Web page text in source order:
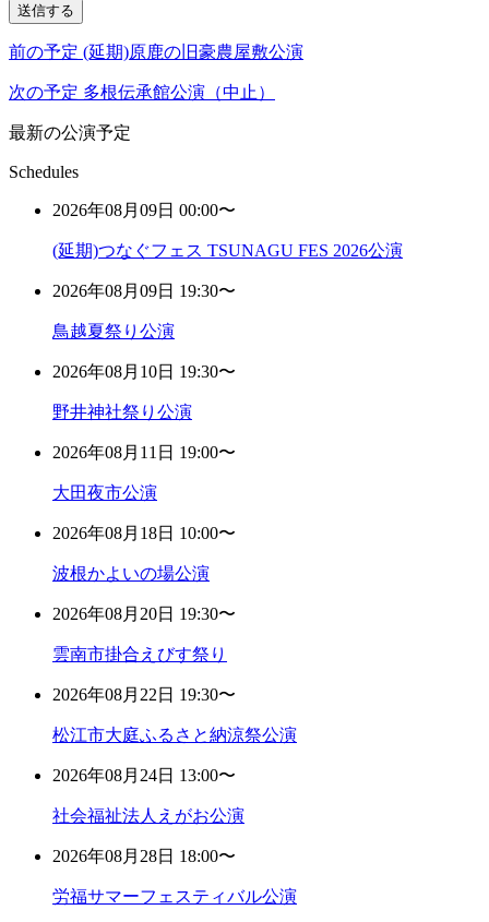
送信する
前の予定 (延期)原鹿の旧豪農屋敷公演
次の予定 多根伝承館公演（中止）
最新の公演予定
Schedules
2026年08月09日 00:00〜
(延期)つなぐフェス TSUNAGU FES 2026公演
2026年08月09日 19:30〜
鳥越夏祭り公演
2026年08月10日 19:30〜
野井神社祭り公演
2026年08月11日 19:00〜
大田夜市公演
2026年08月18日 10:00〜
波根かよいの場公演
2026年08月20日 19:30〜
雲南市掛合えびす祭り
2026年08月22日 19:30〜
松江市大庭ふるさと納涼祭公演
2026年08月24日 13:00〜
社会福祉法人えがお公演
2026年08月28日 18:00〜
労福サマーフェスティバル公演